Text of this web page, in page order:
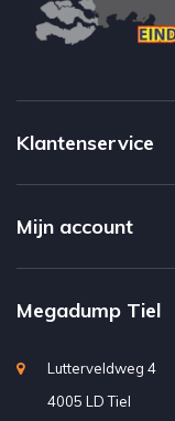
Klantenservice
Mijn account
Megadump Tiel
Lutterveldweg 4
4005 LD Tiel